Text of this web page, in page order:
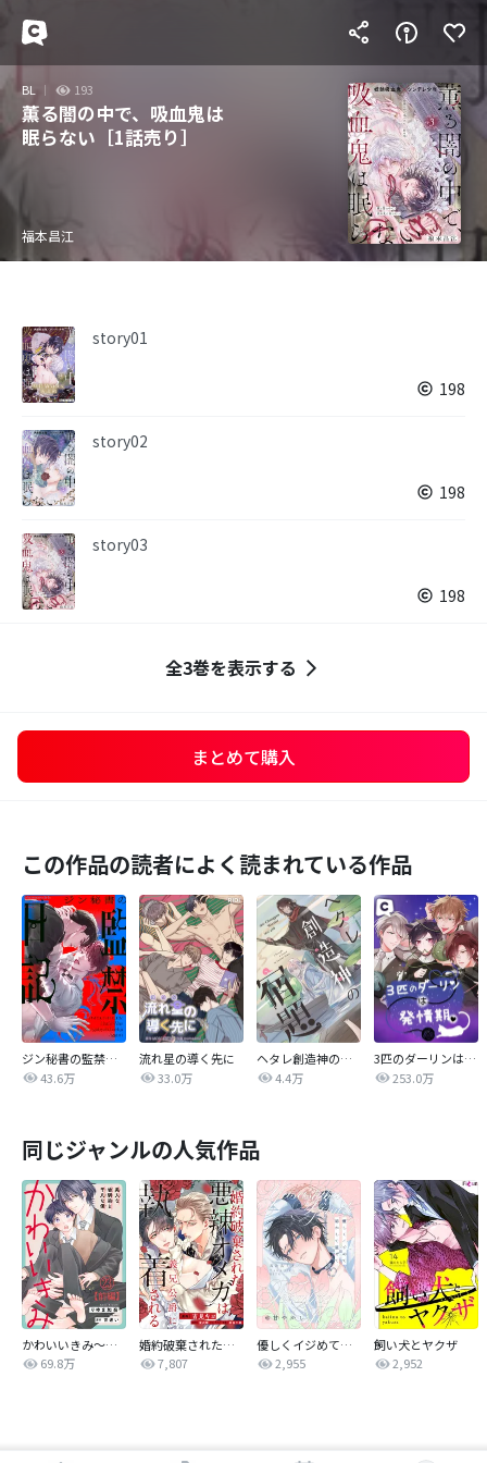
BL 193
薫る闇の中で、吸血鬼は
眠らない［1話売り］
福本昌江
story01
198
story02
198
story03
198
全3巻を表示する
まとめて購入
この作品の読者によく読まれている作品
ジン秘書の監禁日記【タテヨミ】
43.6万
流れ星の導く先に
33.0万
ヘタレ創造神の宿題【タテヨミ】
4.4万
3匹のダーリンは発情期
253.0万
同じジャンルの人気作品
かわいいきみ～美人な幼馴染と平凡な僕～
69.8万
婚約破棄された悪辣オメガは義兄公爵に執着される 【連載版】
7,807
優しくイジめて溶かして混ぜて
2,955
飼い犬とヤクザ
2,952